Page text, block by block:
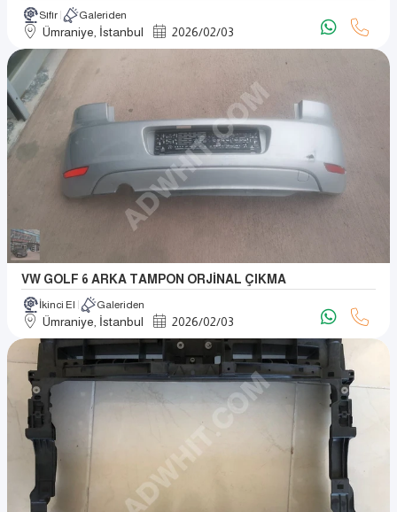
Sıfır Galeriden
Ümraniye, İstanbul 2026/02/03
VW GOLF 6 ARKA TAMPON ORJİNAL ÇIKMA
İkinci El Galeriden
Ümraniye, İstanbul 2026/02/03